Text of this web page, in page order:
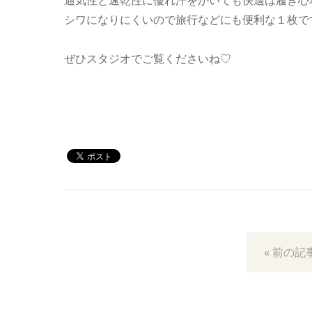
シワになりにくいので旅行などにも便利な１枚で
ぜひスタジオでご覧くださいね♡
« 前の記